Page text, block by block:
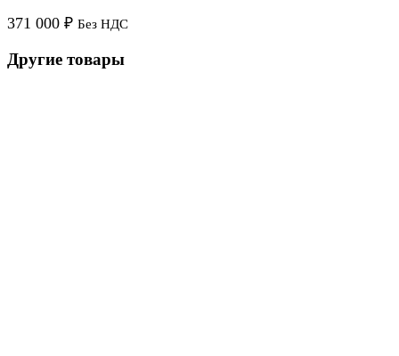
371 000 ₽ Без НДС
Другие товары